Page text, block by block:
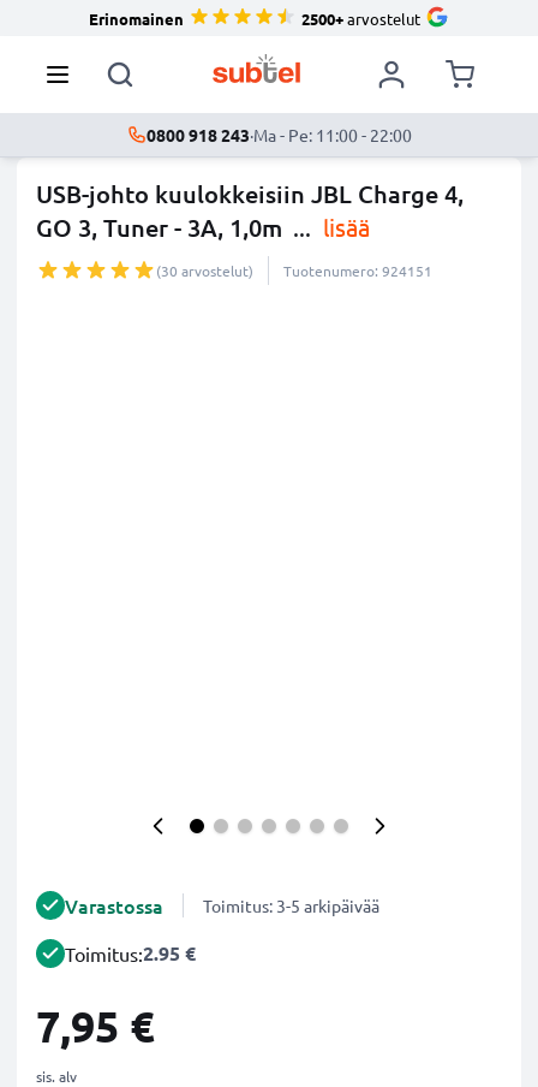
Erinomainen 2500+arvostelut
0800 918 243·Ma - Pe: 11:00 - 22:00
USB-johto kuulokkeisiin JBL Charge 4,
GO 3, Tuner - 3A, 1,0m ... lisää
(30 arvostelut) Tuotenumero: 924151
Varastossa Toimitus: 3-5 arkipäivää
Toimitus:2.95 €
7,95 €
sis. alv